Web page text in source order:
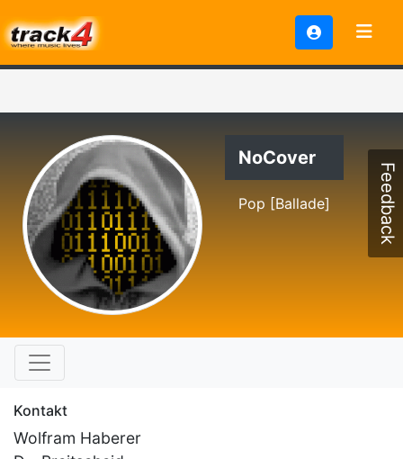
NoCover
Pop [Ballade]
Kontakt
Wolfram Haberer
Feedback